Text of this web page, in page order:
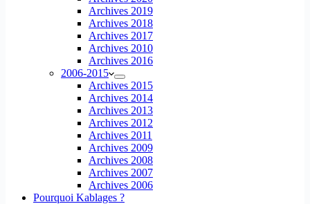
Archives 2019
Archives 2018
Archives 2017
Archives 2010
Archives 2016
2006-2015
Archives 2015
Archives 2014
Archives 2013
Archives 2012
Archives 2011
Archives 2009
Archives 2008
Archives 2007
Archives 2006
Pourquoi Kablages ?